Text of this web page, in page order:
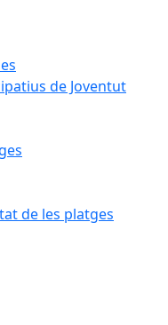
de Joventut
de les platges